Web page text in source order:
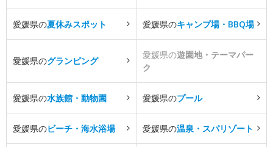
愛媛県の夏休みスポット 愛媛県のキャンプ場・BBQ場
愛媛県のグランピング
愛媛県の遊園地・テーマパー
ク
愛媛県の水族館・動物園 愛媛県のプール
愛媛県のビーチ・海水浴場 愛媛県の温泉・スパリゾート